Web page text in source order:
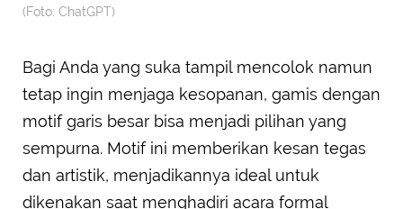
(Foto: ChatGPT)
Bagi Anda yang suka tampil mencolok namun
tetap ingin menjaga kesopanan, gamis dengan
motif garis besar bisa menjadi pilihan yang
sempurna. Motif ini memberikan kesan tegas
dan artistik, menjadikannya ideal untuk
dikenakan saat menghadiri acara formal